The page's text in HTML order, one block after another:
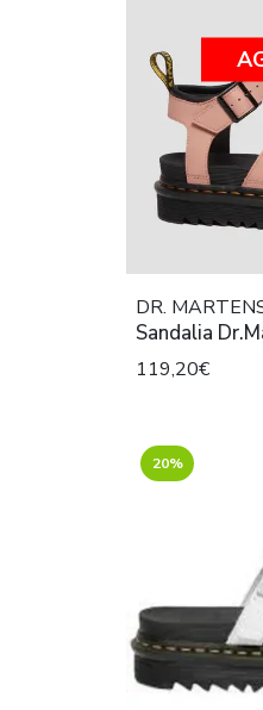
DR.
Sandalia
119,20€
20%